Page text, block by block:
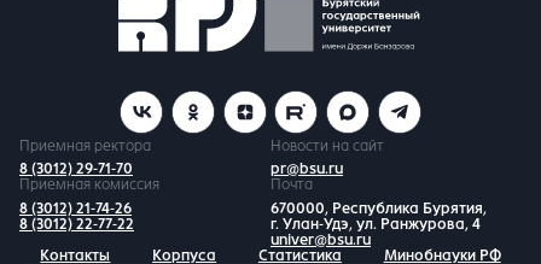
Приемная ректора
8 (3012) 29-71-70
Новости на сайт
pr@bsu.ru
Приемная комиссия
8 (3012) 21-74-26
8 (3012) 22-77-22
Почта
670000, Республика Бурятия,
г. Улан-Удэ, ул. Ранжурова, 4
univer@bsu.ru
Контакты
Корпуса Статистика Минобнауки РФ